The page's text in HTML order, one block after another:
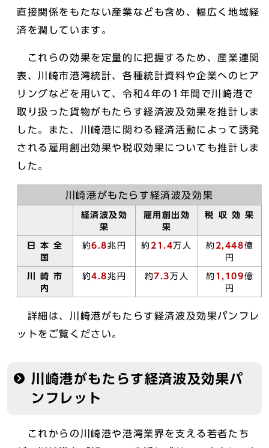
直接関係をもたない産業なども含め、幅広く地域経
済を潤しています。
これらの効果を定量的に把握するため、産業連関
表、川崎市港湾統計、各種統計資料や企業へのヒア
リングなどを用いて、令和4年の1年間で川崎港で
取り扱った貨物がもたらす経済波及効果を推計しま
した。また、川崎港に関わる経済活動によって誘発
される雇用創出効果や税収効果についても推計しま
した。
川崎港がもたらす経済波及効果
経済波及効
果
雇用創出効
果
税 収 効 果
日 本 全
国
約6.8兆円 約 21.4 万人 約 2,448億
円
川 崎 市
内
約4.8兆円 約7.3 万人 約 1,109億
円
詳細は、川崎港がもたらす経済波及効果パンフレ
ットをご覧ください。
川崎港がもたらす経済波及効果パ
ンフレット
これからの川崎港や港湾業界を支える若者たち